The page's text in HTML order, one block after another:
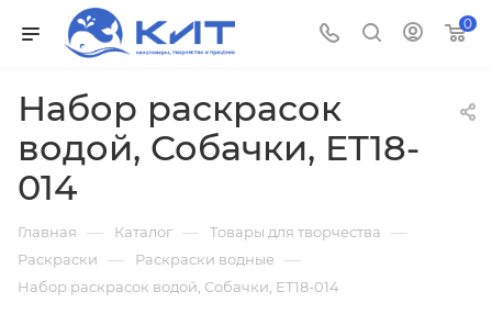
0
Набор раскрасок
водой, Собачки, ET18-
014
Главная — Каталог — Товары для творчества —
Раскраски — Раскраски водные —
Набор раскрасок водой, Собачки, ET18-014